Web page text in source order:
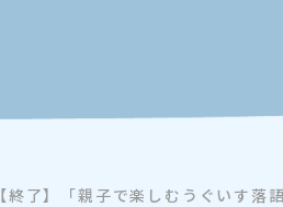
【終了】「親子で楽しむうぐいす落